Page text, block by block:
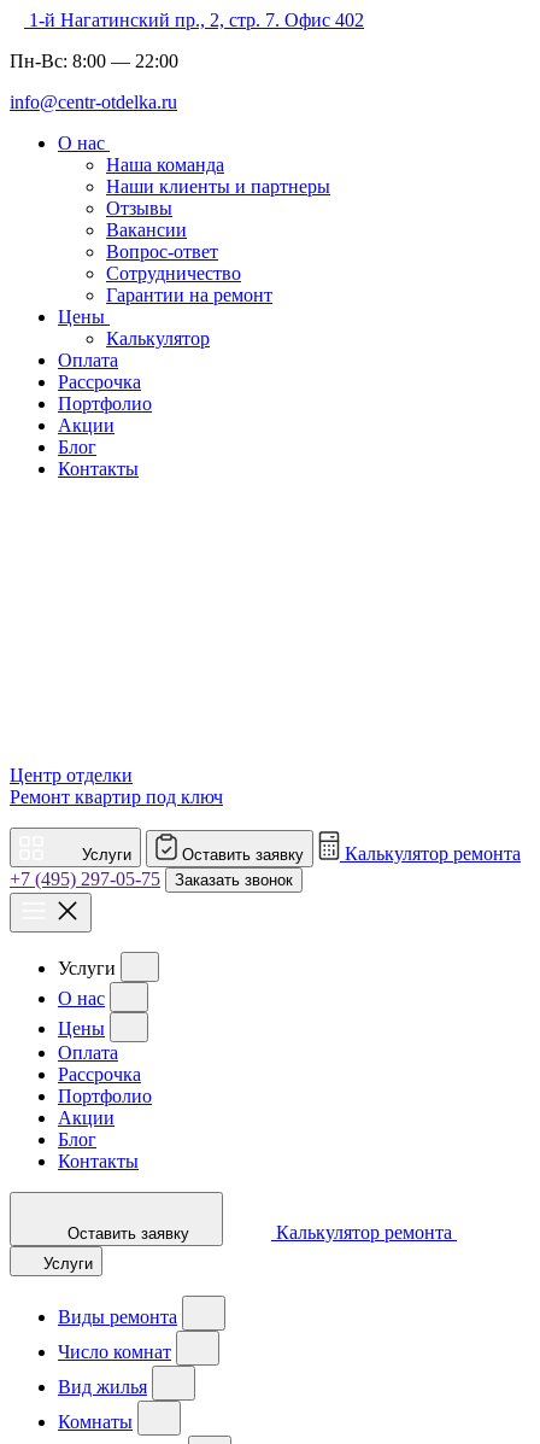
1-й Нагатинский пр., 2, стр. 7. Офис 402
Пн-Вс: 8:00 — 22:00
info@centr-otdelka.ru
О нас
Наша команда
Наши клиенты и партнеры
Отзывы
Вакансии
Вопрос-ответ
Сотрудничество
Гарантии на ремонт
Цены
Калькулятор
Оплата
Рассрочка
Портфолио
Акции
Блог
Контакты
Центр отделки
Ремонт квартир под ключ
Услуги Оставить заявку
Калькулятор ремонта
+7 (495) 297-05-75
Заказать звонок
Услуги
О нас
Цены
Оплата
Рассрочка
Портфолио
Акции
Блог
Контакты
Оставить заявку Калькулятор ремонта
Услуги
Виды ремонта
Число комнат
Вид жилья
Комнаты